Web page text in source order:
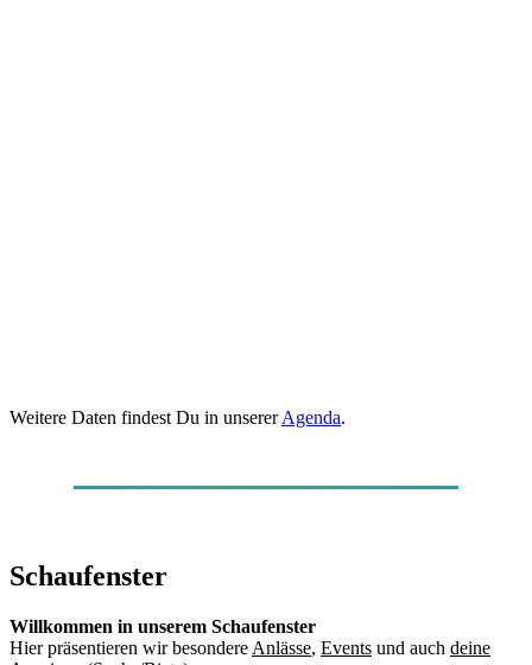
Weitere Daten findest Du in unsererAgenda.
Schaufenster
Willkommen in unserem Schaufenster
Hier präsentieren wir besondere Anlässe, Events und auch deine